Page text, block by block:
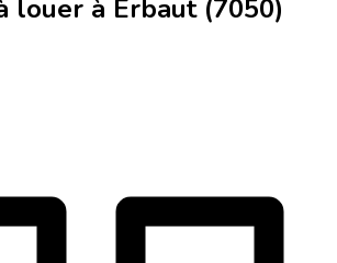
louer à Erbaut (7050)